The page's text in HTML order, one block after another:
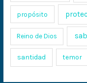
propósito
Reino de Dios
santidad temor